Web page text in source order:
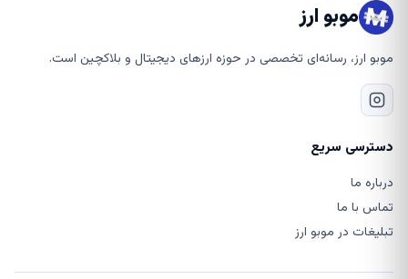
موبو ارز
موبو ارز، رسانه‌ای تخصصی در حوزه ارزهای دیجیتال و بلاکچین است.
دسترسی سریع
درباره ما
تماس با ما
تبلیغات در موبو ارز